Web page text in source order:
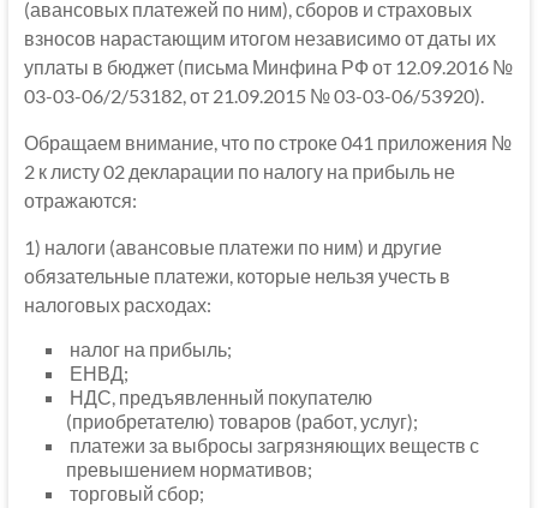
(авансовых платежей по ним), сборов и страховых
взносов нарастающим итогом независимо от даты их
уплаты в бюджет (письма Минфина РФ от 12.09.2016 №
03-03-06/2/53182, от 21.09.2015 № 03-03-06/53920).
Обращаем внимание, что по строке 041 приложения №
2 к листу 02 декларации по налогу на прибыль не
отражаются:
1) налоги (авансовые платежи по ним) и другие
обязательные платежи, которые нельзя учесть в
налоговых расходах:
налог на прибыль;
ЕНВД;
НДС, предъявленный покупателю
(приобретателю) товаров (работ, услуг);
платежи за выбросы загрязняющих веществ с
превышением нормативов;
торговый сбор;